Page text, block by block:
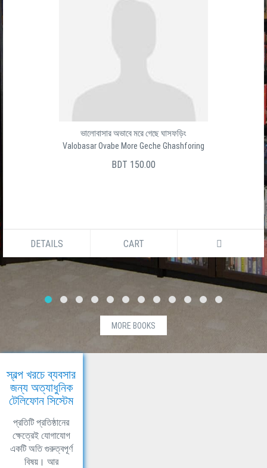
ভালোবাসার অভাবে মরে গেছে ঘাসফড়িং
Valobasar Ovabe More Geche Ghashforing
BDT 150.00
DETAILS CART
MORE BOOKS
স্বল্প খরচে ব্যবসার
জন্য অত্যাধুনিক
টেলিফোন সিস্টেম
প্রতিটি প্রতিষ্ঠানের
ক্ষেত্রেই যোগাযোগ
একটি অতি গুরুত্বপূর্ণ
বিষয়। আর